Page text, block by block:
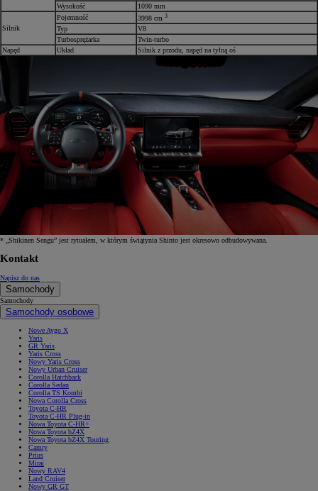
Wysokość
1090 mm
Silnik
Pojemność 3998 cm 3
Typ
V8
Turbosprężarka
Twin-turbo
Napęd
Układ Silnik z przodu, napęd na tylną oś
* „Shikinen Sengu” jest rytuałem, w którym świątynia Shinto jest okresowo odbudowywana.
Kontakt
Napisz do nas
Samochody
Samochody
Samochody osobowe
Nowe Aygo X
Yaris
GR Yaris
Yaris Cross
Nowy Yaris Cross
Nowy Urban Cruiser
Corolla Hatchback
Corolla Sedan
Corolla TS Kombi
Nowa Corolla Cross
Toyota C-HR
Toyota C-HR Plug-in
Nowa Toyota C-HR+
Nowa Toyota bZ4X
Nowa Toyota bZ4X Touring
Camry
Prius
Mirai
Nowy RAV4
Land Cruiser
Nowy GR GT